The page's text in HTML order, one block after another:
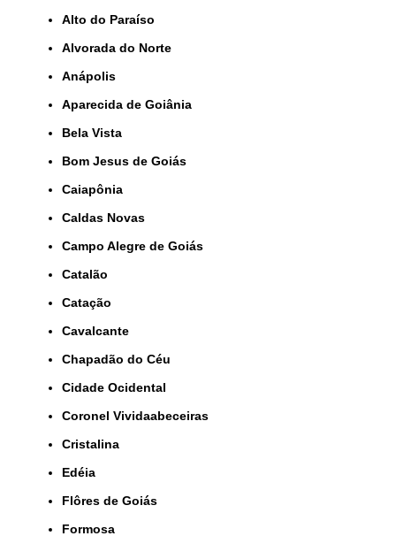
Alto do Paraíso
Alvorada do Norte
Anápolis
Aparecida de Goiânia
Bela Vista
Bom Jesus de Goiás
Caiapônia
Caldas Novas
Campo Alegre de Goiás
Catalão
Catação
Cavalcante
Chapadão do Céu
Cidade Ocidental
Coronel Vividaabeceiras
Cristalina
Edéia
Flôres de Goiás
Formosa